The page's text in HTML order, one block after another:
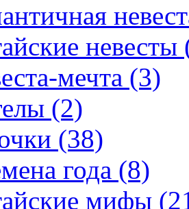
невесты
мечта (3)
(2)
(38)
года (8)
мифы